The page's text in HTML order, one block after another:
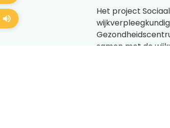
Het project
samen met de